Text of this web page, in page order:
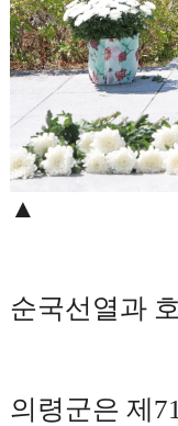
▲
순국선열과
의령군은 제71